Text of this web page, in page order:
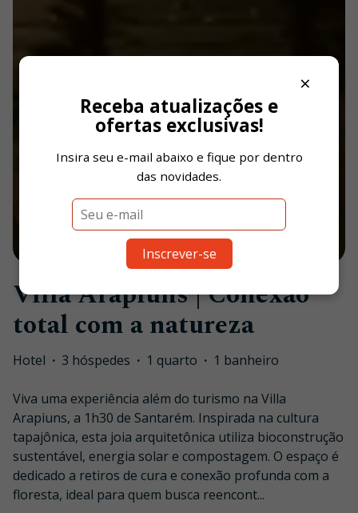
Villa Arapiuns | Conexão
total com a natureza
Hotel · 3 hóspedes · 1 quarto · 1 banheiro
Viva uma experiência além do turismo na Villa
Arapiuns, a 1h30 de Santarém. Inspirada na cultura
tapajônica, esta joia arquitetônica utiliza bioconstrução
sustentável, energia solar e compostagem. O espaço é
dedicado a retiros de cura e conexão profunda com a
floresta, ideal para quem busca reencont...
×
Receba atualizações e
ofertas exclusivas!
Insira seu e-mail abaixo e fique por dentro
das novidades.
Inscrever-se